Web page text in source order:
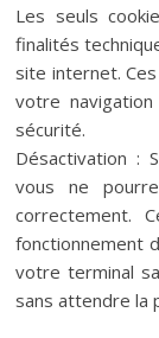
Les seuls
finalités
site internet.
votre
sécurité.
Désactivation :
vous ne
correctement.
fonctionnement
votre terminal
sans attendre la